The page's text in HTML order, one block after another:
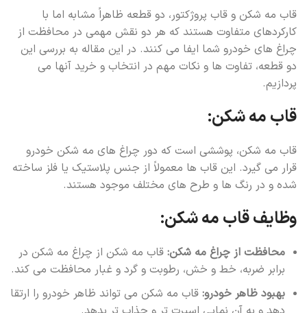
قاب مه شکن و قاب پروژکتور، دو قطعه ظاهراً مشابه اما با
کارکردهای متفاوت هستند که هر دو نقش مهمی در محافظت از
چراغ های خودرو شما ایفا می کنند. در این مقاله به بررسی این
دو قطعه، تفاوت ها و نکات مهم در انتخاب و خرید آنها می
پردازیم.
قاب مه شکن:
قاب مه شکن، پوششی است که دور چراغ های مه شکن خودرو
قرار می گیرد. این قاب ها معمولاً از جنس پلاستیک یا فلز ساخته
شده و در رنگ ها و طرح های مختلف موجود هستند.
وظایف قاب مه شکن:
محافظت از چراغ مه شکن: قاب مه شکن از چراغ مه شکن در
برابر ضربه، خط و خش، رطوبت و گرد و غبار محافظت می کند.
بهبود ظاهر خودرو: قاب مه شکن می تواند ظاهر خودرو را ارتقا